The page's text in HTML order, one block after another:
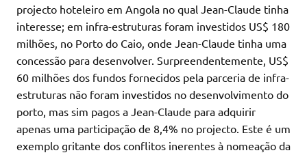
projecto hoteleiro em Angola no qual Jean-Claude tinha
interesse; em infra-estruturas foram investidos US$ 180
milhões, no Porto do Caio, onde Jean-Claude tinha uma
concessão para desenvolver. Surpreendentemente, US$
60 milhões dos fundos fornecidos pela parceria de infra-
estruturas não foram investidos no desenvolvimento do
porto, mas sim pagos a Jean-Claude para adquirir
apenas uma participação de 8,4% no projecto. Este é um
exemplo gritante dos conflitos inerentes à nomeação da